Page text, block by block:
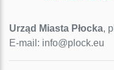
Urząd Miasta Płocka,
E-mail: info@plock.eu